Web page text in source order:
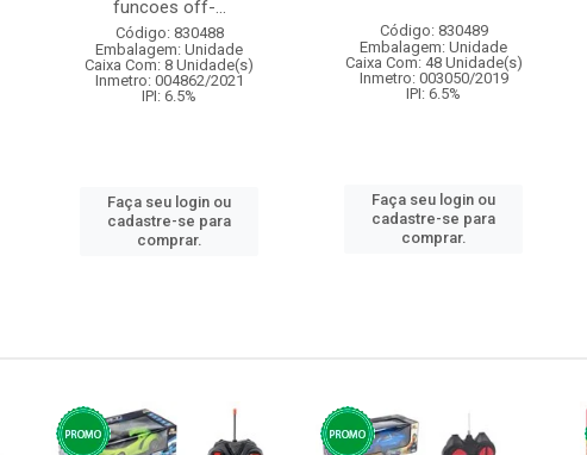
funcoes off-...
Código: 830488
Embalagem: Unidade
Caixa Com: 8 Unidade(s)
Inmetro: 004862/2021
IPI: 6.5%
Faça seu login ou
cadastre-se para
comprar.
Código: 830489
Embalagem: Unidade
Caixa Com: 48 Unidade(s)
Inmetro: 003050/2019
IPI: 6.5%
Faça seu login ou
cadastre-se para
comprar.